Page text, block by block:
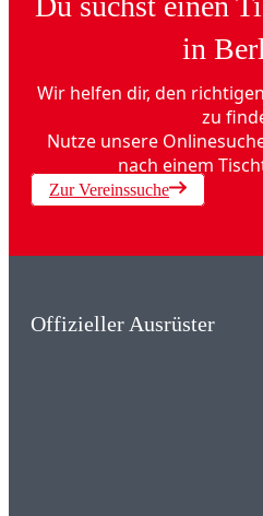
in
Wir helfen dir, den
zu
Nutze unsere
nach einem
Zur Vereinssuche
Offizieller Ausrüster